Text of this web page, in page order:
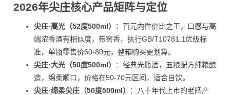
2026年尖庄核心产品矩阵与定位
尖庄·高光（52度500ml）
：百元内性价比之王，口感与高
端浓香酒有相似度，带窖香，执行GB/T10781.1优级标
准，单瓶零售价60-80元，整箱购买更划算。
尖庄·大光（50度500ml）
：经典光瓶酒，五粮配方纯粮酿
造，绵柔顺口，价格在50-70元区间，适合自饮。
尖庄·绵柔尖庄（50度500ml）
：八十年代上市的老牌产